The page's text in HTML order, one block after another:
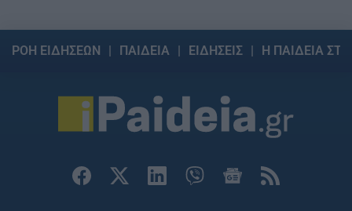
ΡΟΗ ΕΙΔΗΣΕΩΝ ΠΑΙΔΕΙΑ ΕΙΔΗΣΕΙΣ Η ΠΑΙΔΕΙΑ